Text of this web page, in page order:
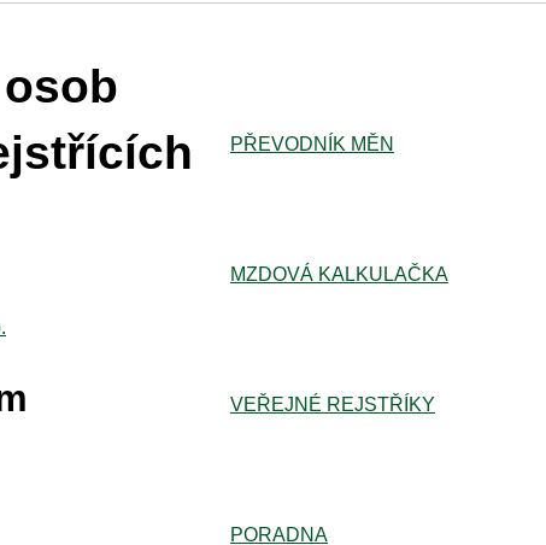
PŘEVODNÍK MĚN
MZDOVÁ KALKULAČKA
VEŘEJNÉ REJSTŘÍKY
PORADNA